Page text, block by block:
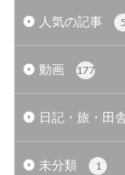
人気の記事 5
動画 177
日記・旅・田
未分類 1